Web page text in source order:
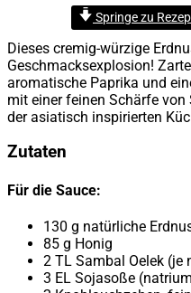
Springe zu
Dieses cremig-würzige
Geschmacksexplosion!
aromatische Paprika und
mit einer feinen Schärfe
der asiatisch inspirierten
Zutaten
Für die Sauce:
130 g natürliche
85 g Honig
2 TL Sambal Oelek (je
3 EL Sojasoße